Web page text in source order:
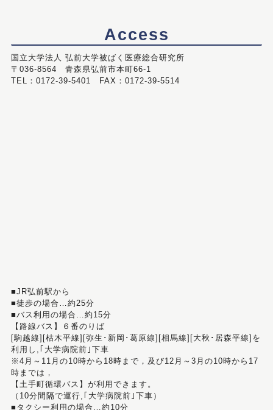
Access
国立大学法人 弘前大学被ばく医療総合研究所
〒036-8564 青森県弘前市本町66-1
TEL：0172-39-5401 FAX：0172-39-5514
■JR弘前駅から
■徒歩の場合…約25分
■バス利用の場合…約15分
【路線バス】６番のりば
[駒越線][枯木平線][弥生･新岡･葛原線][相馬線][大秋･居森平線]を
利用し,｢大学病院前｣下車
※4月～11月の10時から18時まで，及び12月～3月の10時から17
時までは，
【土手町循環バス】が利用できます。
（10分間隔で運行,｢大学病院前｣下車）
■タクシー利用の場合…約10分